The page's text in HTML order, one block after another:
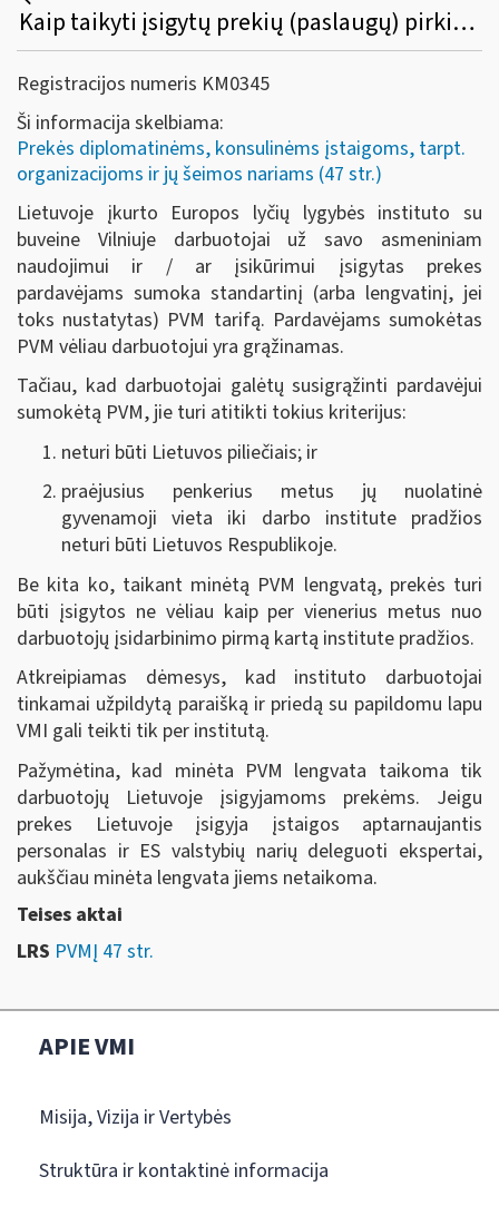
Kaip taikyti įsigytų prekių (paslaugų) pirkimo PVM lengvatą Lietuvoje įkurto Europos lyčių lygybės instituto (su buveine Vilniuje) darbuotojams?
Registracijos numeris KM0345
Ši informacija skelbiama:
Prekės diplomatinėms, konsulinėms įstaigoms, tarpt.
organizacijoms ir jų šeimos nariams (47 str.)
Lietuvoje įkurto Europos lyčių lygybės instituto su
buveine Vilniuje darbuotojai už savo asmeniniam
naudojimui ir / ar įsikūrimui įsigytas prekes
pardavėjams sumoka standartinį (arba lengvatinį, jei
toks nustatytas) PVM tarifą. Pardavėjams sumokėtas
PVM vėliau darbuotojui yra grąžinamas.
Tačiau, kad darbuotojai galėtų susigrąžinti pardavėjui
sumokėtą PVM, jie turi atitikti tokius kriterijus:
neturi būti Lietuvos piliečiais; ir
praėjusius penkerius metus jų nuolatinė
gyvenamoji vieta iki darbo institute pradžios
neturi būti Lietuvos Respublikoje.
Be kita ko, taikant minėtą PVM lengvatą, prekės turi
būti įsigytos ne vėliau kaip per vienerius metus nuo
darbuotojų įsidarbinimo pirmą kartą institute pradžios.
Atkreipiamas dėmesys, kad instituto darbuotojai
tinkamai užpildytą paraišką ir priedą su papildomu lapu
VMI gali teikti tik per institutą.
Pažymėtina, kad minėta PVM lengvata taikoma tik
darbuotojų Lietuvoje įsigyjamoms prekėms. Jeigu
prekes Lietuvoje įsigyja įstaigos aptarnaujantis
personalas ir ES valstybių narių deleguoti ekspertai,
aukščiau minėta lengvata jiems netaikoma.
Teises aktai
LRS PVMĮ 47 str.
APIE VMI
Misija, Vizija ir Vertybės
Struktūra ir kontaktinė informacija